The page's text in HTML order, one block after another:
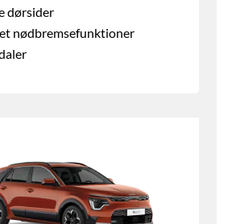
dørsider
nødbremsefunktioner